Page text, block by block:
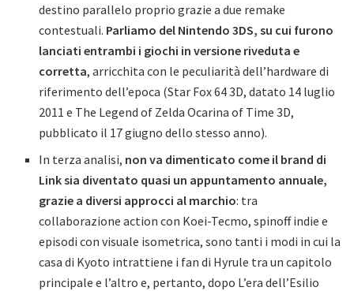
destino parallelo proprio grazie a due remake
contestuali. Parliamo del Nintendo 3DS, su cui furono
lanciati entrambi i giochi in versione riveduta e
corretta, arricchita con le peculiarità dell’hardware di
riferimento dell’epoca (Star Fox 64 3D, datato 14 luglio
2011 e The Legend of Zelda Ocarina of Time 3D,
pubblicato il 17 giugno dello stesso anno).
In terza analisi, non va dimenticato come il brand di
Link sia diventato quasi un appuntamento annuale,
grazie a diversi approcci al marchio: tra
collaborazione action con Koei-Tecmo, spinoff indie e
episodi con visuale isometrica, sono tanti i modi in cui la
casa di Kyoto intrattiene i fan di Hyrule tra un capitolo
principale e l’altro e, pertanto, dopo L’era dell’Esilio